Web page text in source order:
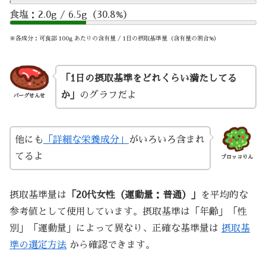
食塩：2.0g / 6.5g（30.8%）
※各成分：可食部 100g あたりの含有量 / 1日の摂取基準量（含有量の割合%）
バーグせんせ
「1日の摂取基準をどれくらい満たしてる
か」
のグラフだよ
ブロッコりん
他にも 「詳細な栄養成分」
がいろいろ含まれ
てるよ
摂取基準量は 「20代女性（運動量：普通）」
を平均的な
参考値として使用しています。摂取基準は「年齢」「性
別」「運動量」によって異なり、正確な基準量は 摂取基
準の選定方法 から確認できます。